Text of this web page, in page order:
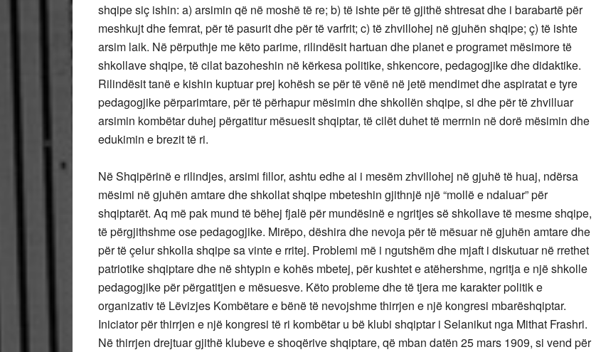
shqipe siç ishin: a) arsimin që në moshë të re; b) të ishte për të gjithë shtresat dhe i barabartë për
meshkujt dhe femrat, për të pasurit dhe për të varfrit; c) të zhvillohej në gjuhën shqipe; ç) të ishte
arsim laik. Në përputhje me këto parime, rilindësit hartuan dhe planet e programet mësimore të
shkollave shqipe, të cilat bazoheshin në kërkesa politike, shkencore, pedagogjike dhe didaktike.
Rilindësit tanë e kishin kuptuar prej kohësh se për të vënë në jetë mendimet dhe aspiratat e tyre
pedagogjike përparimtare, për të përhapur mësimin dhe shkollën shqipe, si dhe për të zhvilluar
arsimin kombëtar duhej përgatitur mësuesit shqiptar, të cilët duhet të merrnin në dorë mësimin dhe
edukimin e brezit të ri.
Në Shqipërinë e rilindjes, arsimi fillor, ashtu edhe ai i mesëm zhvillohej në gjuhë të huaj, ndërsa
mësimi në gjuhën amtare dhe shkollat shqipe mbeteshin gjithnjë një “mollë e ndaluar” për
shqiptarët. Aq më pak mund të bëhej fjalë për mundësinë e ngritjes së shkollave të mesme shqipe,
të përgjithshme ose pedagogjike. Mirëpo, dëshira dhe nevoja për të mësuar në gjuhën amtare dhe
për të çelur shkolla shqipe sa vinte e rritej. Problemi më i ngutshëm dhe mjaft i diskutuar në rrethet
patriotike shqiptare dhe në shtypin e kohës mbetej, për kushtet e atëhershme, ngritja e një shkolle
pedagogjike për përgatitjen e mësuesve. Këto probleme dhe të tjera me karakter politik e
organizativ të Lëvizjes Kombëtare e bënë të nevojshme thirrjen e një kongresi mbarëshqiptar.
Iniciator për thirrjen e një kongresi të ri kombëtar u bë klubi shqiptar i Selanikut nga Mithat Frashri.
Në thirrjen drejtuar gjithë klubeve e shoqërive shqiptare, që mban datën 25 mars 1909, si vend për